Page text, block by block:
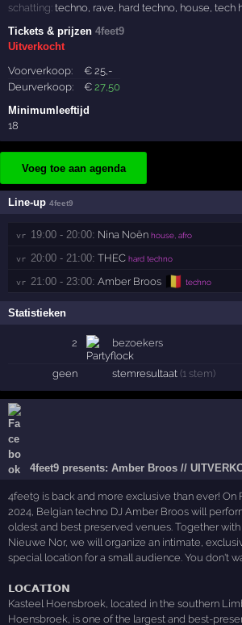
schatting:techno, rave, hard techno, house,tech
Tickets & prijzen4feet9
Uitverkocht
Voorverkoop:
€25 ,-
Deurverkoop:
€27 ,50
Minimumleeftijd
18
Voeg toe aan agenda
Line-up4feet9
vr 19:00 - 20:00: Nina Noën house, afro
vr 20:00 - 21:00: THEC hard techno
vr 21:00 - 23:00: Amber Broos 🇧🇪 techno
Statistieken
2 bezoekers
geen stemresultaat(1 stem)
4feet9 presents: Amber Broos //
4feet9 is back and more exclusive than ever! On
2024, Belgian techno DJ Amber Broos will
oldest and best preserved venues. Together
Nieuwe Nor, we will organize an intimate,
special location for a small audience. You don't
𝗟𝗢𝗖𝗔𝗧𝗜𝗢𝗡
Kasteel Hoensbroek, located in the southern
Hoensbroek, is one of the largest and best-